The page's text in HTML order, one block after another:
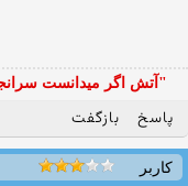
"آتش اگر ميدانست
پاسخ بازگفت
کاربر